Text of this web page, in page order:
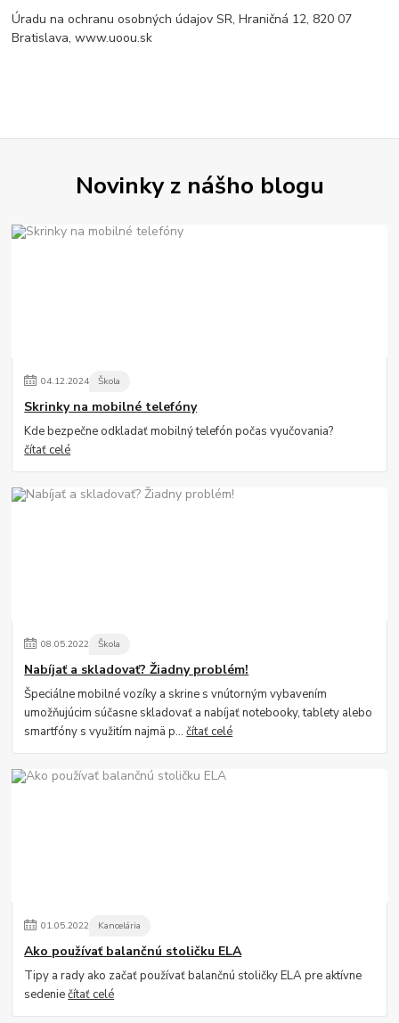
Úradu na ochranu osobných údajov SR, Hraničná 12, 820 07
Bratislava, www.uoou.sk
Novinky z nášho blogu
04.12.2024 Škola
Skrinky na mobilné telefóny
Kde bezpečne odkladať mobilný telefón počas vyučovania?
čítať celé
08.05.2022 Škola
Nabíjať a skladovať? Žiadny problém!
Špeciálne mobilné vozíky a skrine s vnútorným vybavením
umožňujúcim súčasne skladovať a nabíjať notebooky, tablety alebo
smartfóny s využitím najmä p...čítať celé
01.05.2022 Kancelária
Ako používať balančnú stoličku ELA
Tipy a rady ako začať používať balančnú stoličky ELA pre aktívne
sedeniečítať celé